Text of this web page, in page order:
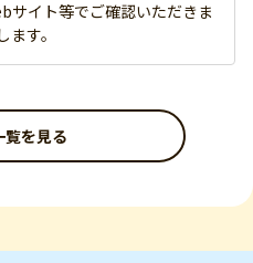
サイト等でご確認いただきま
す。
覧を見る